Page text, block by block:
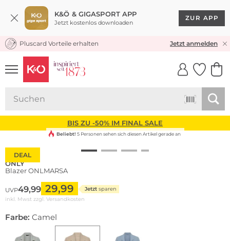
K&Ö & GIGASPORT APP
Jetzt kostenlos downloaden
ZUR APP
KOSTENLOSER VERSAND* & RÜCKVERSAND
Pluscard Vorteile erhalten Jetzt anmelden
UNSERE APP
CLICK &
BIS ZU -50% IM FINAL SALE
DEAL
Beliebt! 5 Personen sehen sich diesen Artikel gerade an
ONLY
Blazer ONLMARSA
UVP49,99 29,99 Jetzt sparen
inkl. Mwst zzgl. Versandkosten
Farbe: Camel